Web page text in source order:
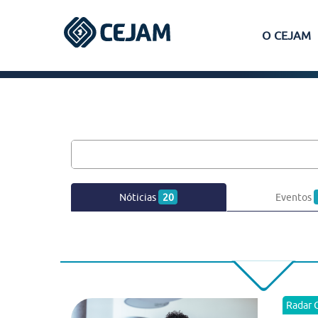
O CEJAM
Ferraz de Vasconcelos
Lins
Peruíbe
Nóticias 20 Eventos
Radar